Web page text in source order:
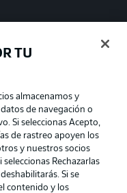
legal
de privacidad
TU
almacenamos y
de navegación o
Si seleccionas Acepto,
de rastreo apoyen los
y nuestros socios
Rechazarlas
Si se
contenido y los